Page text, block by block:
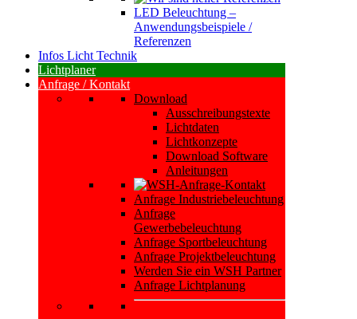
LED Beleuchtung –
Anwendungsbeispiele /
Referenzen
Infos Licht Technik
Lichtplaner
Anfrage / Kontakt
Download
Ausschreibungstexte
Lichtdaten
Lichtkonzepte
Download Software
Anleitungen
Anfrage Industriebeleuchtung
Anfrage
Gewerbebeleuchtung
Anfrage Sportbeleuchtung
Anfrage Projektbeleuchtung
Werden Sie ein WSH Partner
Anfrage Lichtplanung